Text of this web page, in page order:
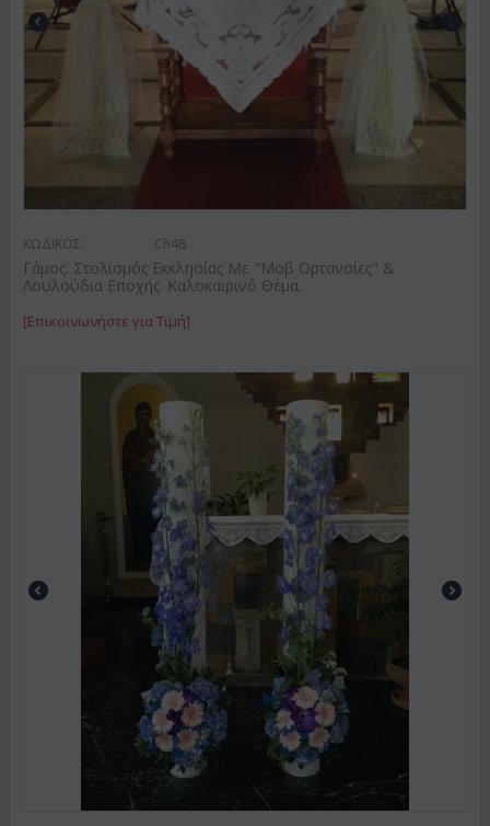
ΚΩΔΙΚΟΣ: Ch48
Γάμος. Στολισμός Εκκλησίας Με "Μοβ Ορτανσίες" &
Λουλούδια Εποχής. Καλοκαιρινό Θέμα.
[Επικοινωνήστε για Τιμή]